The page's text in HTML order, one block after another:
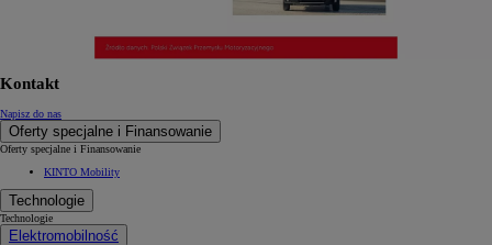
Kontakt
Napisz do nas
Oferty specjalne i Finansowanie
Oferty specjalne i Finansowanie
KINTO Mobility
Technologie
Technologie
Elektromobilność